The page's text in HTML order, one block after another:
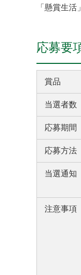
「懸賞生
応募要
賞品
当選者数
応募期間
応募方法
当選通知
注意事項